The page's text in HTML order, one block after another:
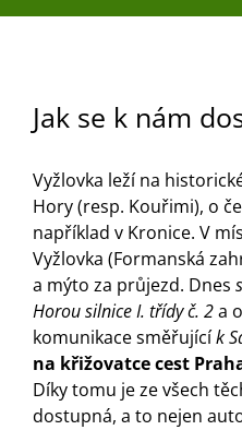
Jak se k nám
Vyžlovka leží na
Hory (resp. Kouřimi), o
například v Kronice. V
Vyžlovka (Formanská
a mýto za průjezd. Dnes
Horou silnice I. třídy č. 2a
komunikace směřujícík
na křižovatce cest
Díky tomu je ze všech
dostupná, a to nejen